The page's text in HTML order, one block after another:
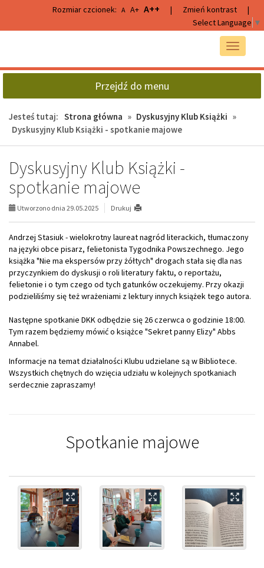
głównej
wyszukiwarki
Rozmiar czcionek: A A+ A++ | Zmień kontrast
|
Select Language ▼
Przełącz
Przejdź do menu
Jesteś tutaj: Strona główna » Dyskusyjny Klub Książki »
Dyskusyjny Klub Książki - spotkanie majowe
Dyskusyjny Klub Książki -
spotkanie majowe
Utworzono dnia 29.05.2025 Drukuj
Andrzej Stasiuk - wielokrotny laureat nagród literackich, tłumaczony
na języki obce pisarz, felietonista Tygodnika Powszechnego. Jego
książka "Nie ma ekspersów przy żółtych" drogach stała się dla nas
przyczynkiem do dyskusji o roli literatury faktu, o reportażu,
felietonie i o tym czego od tych gatunków oczekujemy. Przy okazji
podzieliliśmy się też wrażeniami z lektury innych książek tego autora.
Następne spotkanie DKK odbędzie się 26 czerwca o godzinie 18:00.
Tym razem będziemy mówić o książce "Sekret panny Elizy" Abbs
Annabel.
Informacje na temat działalności Klubu udzielane są w Bibliotece.
Wszystkich chętnych do wzięcia udziału w kolejnych spotkaniach
serdecznie zapraszamy!
Spotkanie majowe